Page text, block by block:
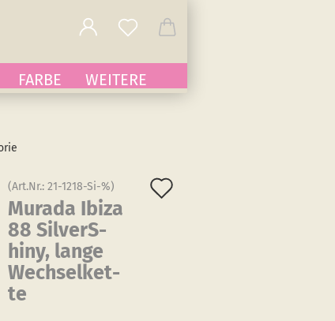
FARBE WEITERE
(Art.Nr.: 21-1218-Si-%)
Mu­ra­da Ibiza
88 Sil­verS­
hiny, lange
Wech­sel­ket­
te